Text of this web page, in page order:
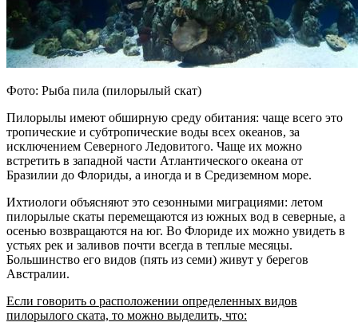
Фото: Рыба пила (пилорылый скат)
Пилорылы имеют обширную среду обитания: чаще всего это
тропические и субтропические воды всех океанов, за
исключением Северного Ледовитого. Чаще их можно
встретить в западной части Атлантического океана от
Бразилии до Флориды, а иногда и в Средиземном море.
Ихтиологи объясняют это сезонными миграциями: летом
пилорылые скаты перемещаются из южных вод в северные, а
осенью возвращаются на юг. Во Флориде их можно увидеть в
устьях рек и заливов почти всегда в теплые месяцы.
Большинство его видов (пять из семи) живут у берегов
Австралии.
Если говорить о расположении определенных видов
пилорылого ската, то можно выделить, что: